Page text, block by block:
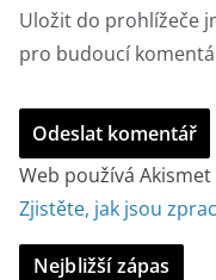
Uložit do prohlížeče
pro budoucí
Web používá
Zjistěte, jak jsou
Nejbližší zápas